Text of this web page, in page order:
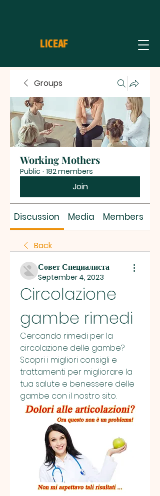
LICEAF
Groups
Working Mothers
Public · 182 members
Join
Discussion Media Members
Back
Совет Специалиста
September 4, 2023
Circolazione
gambe rimedi
Cercando rimedi per la
circolazione delle gambe?
Scopri i migliori consigli e
trattamenti per migliorare la
tua salute e benessere delle
gambe con il nostro sito.